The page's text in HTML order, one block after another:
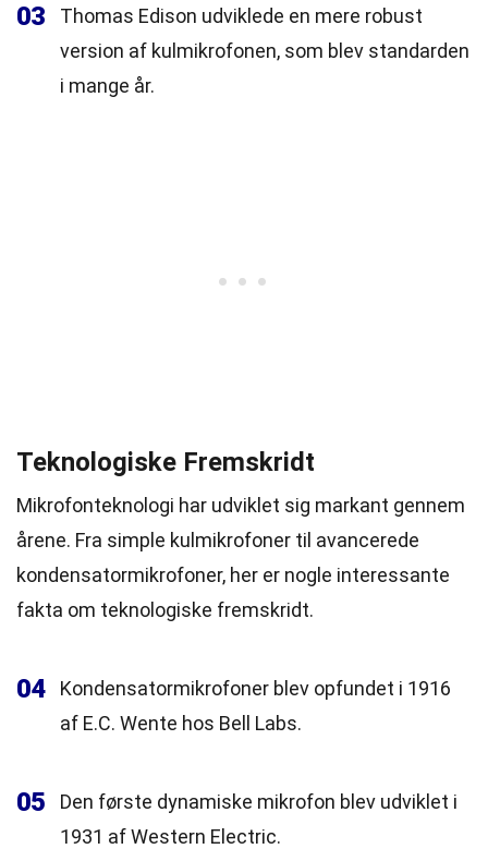
03
Thomas Edison udviklede en mere robust
version af kulmikrofonen, som blev standarden
i mange år.
Teknologiske Fremskridt
Mikrofonteknologi har udviklet sig markant gennem
årene. Fra simple kulmikrofoner til avancerede
kondensatormikrofoner, her er nogle interessante
fakta om teknologiske fremskridt.
04
Kondensatormikrofoner blev opfundet i 1916
af E.C. Wente hos Bell Labs.
05
Den første dynamiske mikrofon blev udviklet i
1931 af Western Electric.